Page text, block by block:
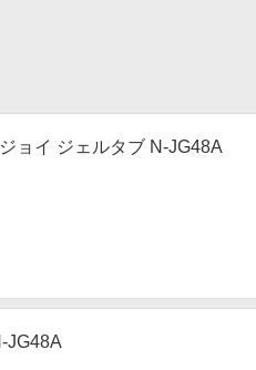
ョイ ジェルタブ N-JG48A
JG48A